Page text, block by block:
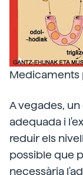
Medicaments
A vegades,
adequada i
reduir els
possible que
necessària